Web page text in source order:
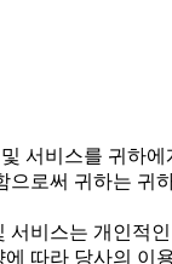
서비스를 귀하
로써 귀하는
비스는 개인적
따라 당사의